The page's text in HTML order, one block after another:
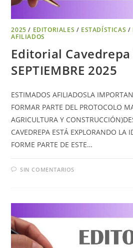
2025 / EDITORIALES / ESTADÍSTICAS /
AFILIADOS
Editorial Cavedrepa
SEPTIEMBRE 2025
ESTIMADOS AFILIADOSLA
FORMAR PARTE DEL PROTOCOLO
AGRICULTURA Y
CAVEDREPA ESTÁ EXPLORANDO LA
FORME PARTE DE ESTE…
SIN COMENTARIOS